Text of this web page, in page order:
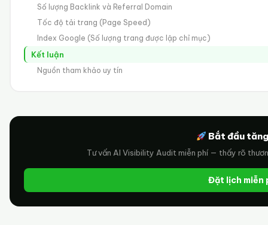
Số lượng Backlink và Referral Domain
Tốc độ tải trang (Page Speed)
Index Google (Số lượng trang được lập chỉ mục)
Kết luận
Nguồn tham khảo uy tín
Bắt đầu
Tư vấn AI Visibility Audit miễn phí — thấy rõ
Đặt lịch miễn